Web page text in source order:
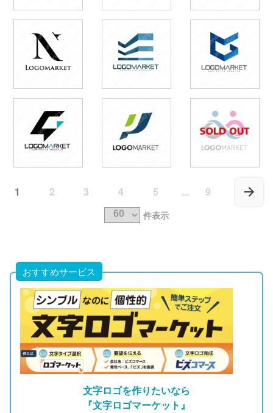
1 2 3 4 5 ... 9
件表示
おすすめサービス
文字ロゴを作りたいなら
『文字ロゴマーケット』